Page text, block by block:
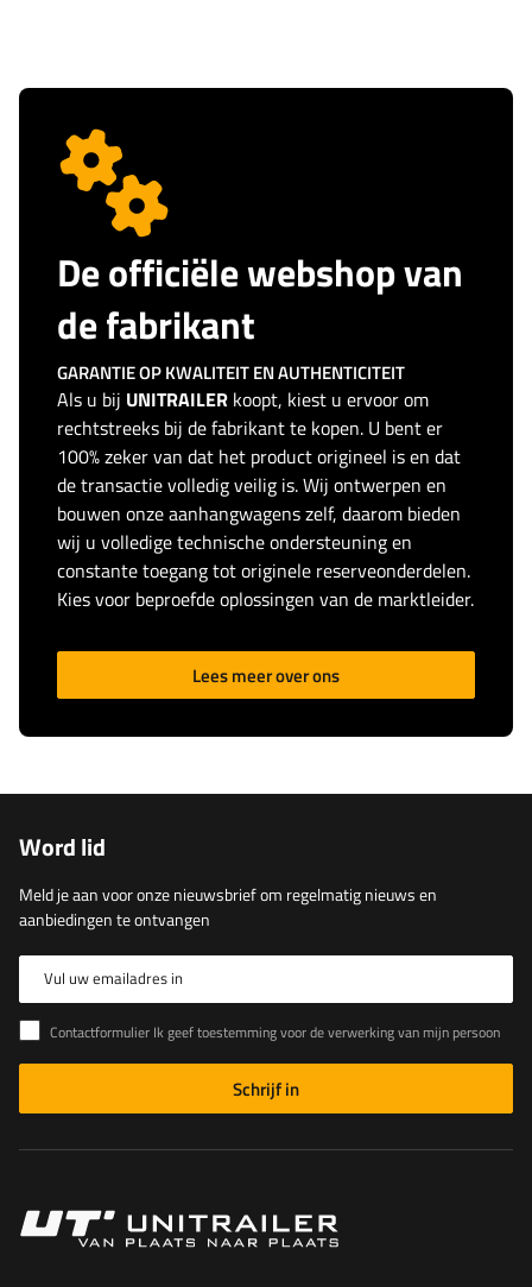
De officiële webshop van
de fabrikant
GARANTIE OP KWALITEIT EN AUTHENTICITEIT
Als u bij UNITRAILER koopt, kiest u ervoor om
rechtstreeks bij de fabrikant te kopen. U bent er
100% zeker van dat het product origineel is en dat
de transactie volledig veilig is. Wij ontwerpen en
bouwen onze aanhangwagens zelf, daarom bieden
wij u volledige technische ondersteuning en
constante toegang tot originele reserveonderdelen.
Kies voor beproefde oplossingen van de marktleider.
Lees meer over ons
Word lid
Meld je aan voor onze nieuwsbrief om regelmatig nieuws en
aanbiedingen te ontvangen
Vul uw emailadres in
Contactformulier Ik geef toestemming voor de verwerking van mijn persoonlijke gegevens in het contactformulier in overeenstemming met de Verordening van het Europees Parlement en de Raad (EU)
Schrijf in